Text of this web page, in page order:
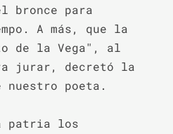
bronce para
A más, que la
de la Vega", al
jurar, decretó la
nuestro poeta.
patria los